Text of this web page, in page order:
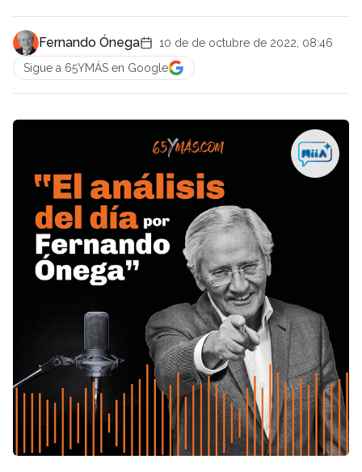
Fernando Ónega
10 de de octubre de 2022, 08:46
Sigue a 65YMÁS en Google